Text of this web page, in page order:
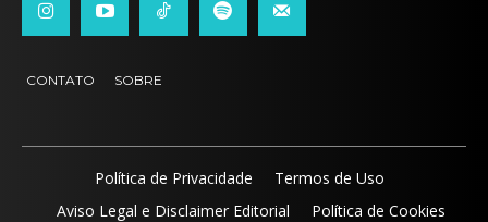
CONTATO SOBRE
Política de Privacidade
Termos de Uso
Aviso Legal e Disclaimer Editorial
Política de Cookies